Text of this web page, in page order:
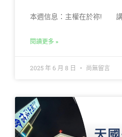
本週信息：主權在於祢! 講
閱讀更多 »
2025 年 6 月 8 日 尚無留言